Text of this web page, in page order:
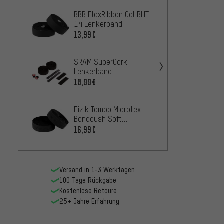
BBB FlexRibbon Gel BHT-
14 Lenkerband
13,99€
SRAM SuperCork
Lenkerband
10,99€
Fizik Tempo Microtex
Bondcush Soft
Lenkerband
16,99€
Versand in 1-3 Werktagen
100 Tage Rückgabe
Kostenlose Retoure
25+ Jahre Erfahrung